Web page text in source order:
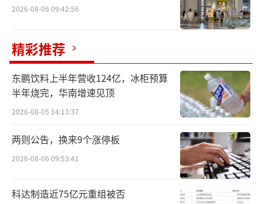
至2022年初，就职于丹纳赫集团贝克曼库尔
特，历任分子诊断全球市场经理、生命科学及
临床诊断亚太区市场总监、亚太区（中国外区
域）总经理、全球高级副总裁及中国区总经
理；2022年初至2023年12月，其任武汉联影智
融医疗科技有限公司总裁；2024年1月，就职于
万泰生物，任公司总经理；2024年4月至2026
年7月2日，任公司董事、总经理。
从履历上看，姜植铭此前长期深耕体外诊
断领域。
2026-08-06 09:42:56
精彩推荐
东鹏饮料上半年营收124亿，冰柜预算
半年烧完，华南增速见顶
2026-08-05 14:13:37
两则公告，换来9个涨停板
2026-08-06 09:53:41
科达制造近75亿元重组被否